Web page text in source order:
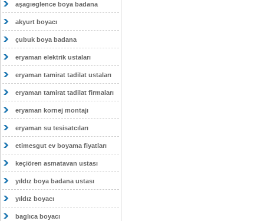
aşagıeglence boya badana
akyurt boyacı
çubuk boya badana
eryaman elektrik ustaları
eryaman tamirat tadilat ustaları
eryaman tamirat tadilat firmaları
eryaman kornej montajı
eryaman su tesisatcıları
etimesgut ev boyama fiyatları
keçiören asmatavan ustası
yıldız boya badana ustası
yıldız boyacı
baglıca boyacı